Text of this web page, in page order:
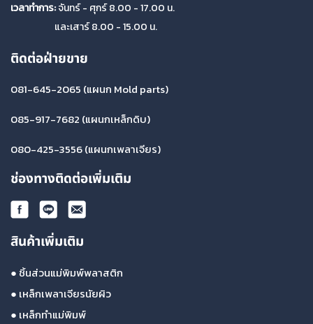
เวลาทำการ:จันทร์ - ศุกร์ 8.00 - 17.00 น.
และเสาร์ 8.00 - 15.00 น.
ติดต่อฝ่ายขาย
081-645-2065 (แผนก Mold parts)
085-917-7682 (แผนกเหล็กดิบ)
080-425-3556(แผนกเพลาเจียร)
ช่องทางติดต่อเพิ่มเติม
สินค้าเพิ่มเติม
● ชิ้นส่วนแม่พิมพ์พลาสติก
● เหล็กเพลาเจียรนัยผิว
● เหล็กทำแม่พิมพ์